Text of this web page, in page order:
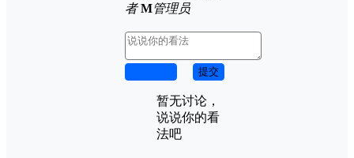
者 M管理员
提交
暂无讨论，
说说你的看
法吧